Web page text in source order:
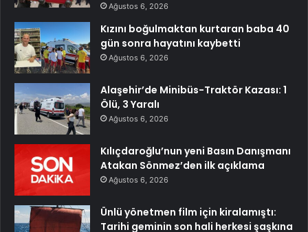
Ağustos 6, 2026
Kızını boğulmaktan kurtaran baba 40
gün sonra hayatını kaybetti
Ağustos 6, 2026
Alaşehir’de Minibüs-Traktör Kazası: 1
Ölü, 3 Yaralı
Ağustos 6, 2026
Kılıçdaroğlu’nun yeni Basın Danışmanı
Atakan Sönmez’den ilk açıklama
Ağustos 6, 2026
Ünlü yönetmen film için kiralamıştı:
Tarihi geminin son hali herkesi şaşkına